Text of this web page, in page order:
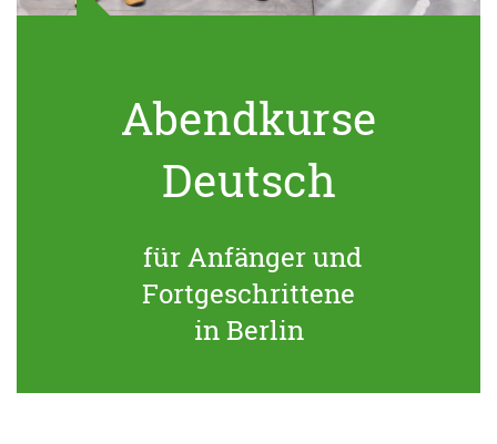
Abendkurse
Deutsch
für Anfänger und
Fortgeschrittene
in Berlin